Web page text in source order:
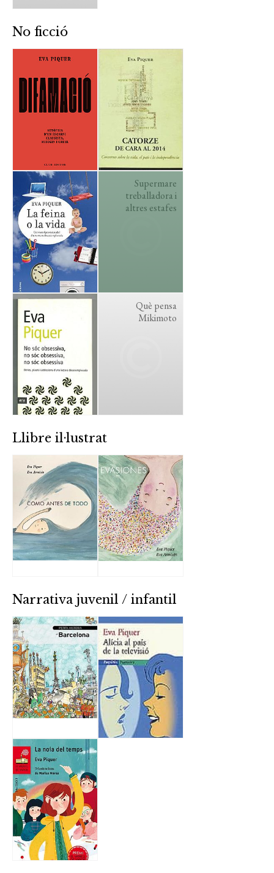
No ficció
Supermare
treballadora i
altres estafes
Què pensa
Mikimoto
Llibre il·lustrat
Narrativa juvenil / infantil